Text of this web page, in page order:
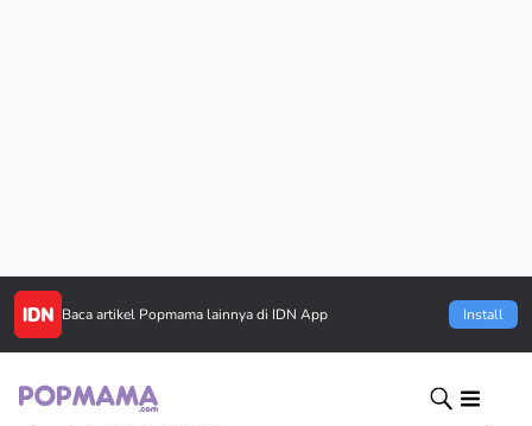
Baca artikel Popmama lainnya di IDN App Install